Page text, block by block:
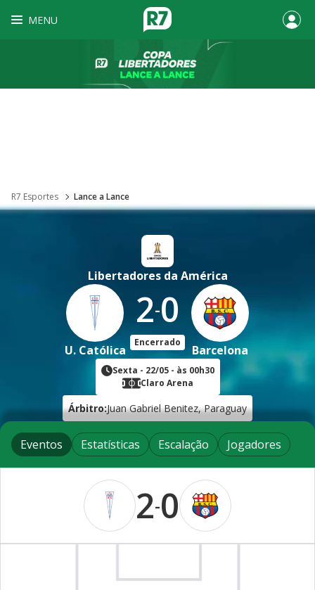
MENU
R7 Esportes Lance a Lance
Libertadores da América
U. Católica
2-0
Encerrado
Barcelona
Sexta - 22/05- às 00h30
Claro Arena
Árbitro:Juan Gabriel Benitez, Paraguay
Eventos Estatísticas Escalação Jogadores
2-0